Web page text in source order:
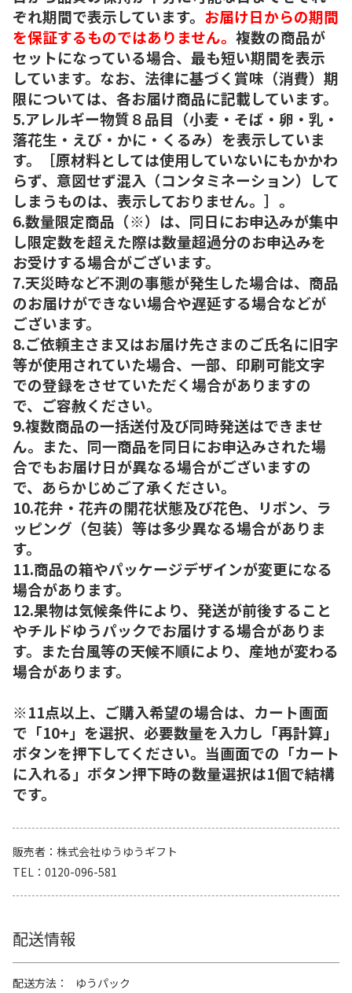
ぞれ期間で表示しています。 お届け日からの期間
を保証するものではありません。 複数の商品が
セットになっている場合、最も短い期間を表示
しています。なお、法律に基づく賞味（消費）期
限については、各お届け商品に記載しています。
5.アレルギー物質８品目（小麦・そば・卵・乳・
落花生・えび・かに・くるみ）を表示していま
す。［原材料としては使用していないにもかかわ
らず、意図せず混入（コンタミネーション）して
しまうものは、表示しておりません。］。
6.数量限定商品（※）は、同日にお申込みが集中
し限定数を超えた際は数量超過分のお申込みを
お受けする場合がございます。
7.天災時など不測の事態が発生した場合は、商品
のお届けができない場合や遅延する場合などが
ございます。
8.ご依頼主さま又はお届け先さまのご氏名に旧字
等が使用されていた場合、一部、印刷可能文字
での登録をさせていただく場合がありますの
で、ご容赦ください。
9.複数商品の一括送付及び同時発送はできませ
ん。また、同一商品を同日にお申込みされた場
合でもお届け日が異なる場合がございますの
で、あらかじめご了承ください。
10.花弁・花卉の開花状態及び花色、リボン、ラ
ッピング（包装）等は多少異なる場合がありま
す。
11.商品の箱やパッケージデザインが変更になる
場合があります。
12.果物は気候条件により、発送が前後すること
やチルドゆうパックでお届けする場合がありま
す。また台風等の天候不順により、産地が変わる
場合があります。
※11点以上、ご購入希望の場合は、カート画面
で「10+」を選択、必要数量を入力し「再計算」
ボタンを押下してください。当画面での「カート
に入れる」ボタン押下時の数量選択は1個で結構
です。
販売者
株式会社ゆうゆうギフト
TEL
0120-096-581
配送情報
配送方法
ゆうパック